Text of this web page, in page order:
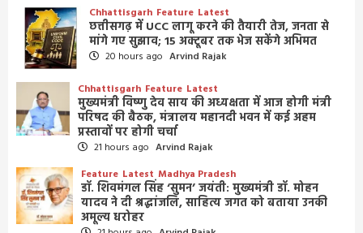
Chhattisgarh Feature Latest
छत्तीसगढ़ में UCC लागू करने की तैयारी तेज, जनता से
मांगे गए सुझाव; 15 अक्टूबर तक भेज सकेंगे अभिमत
20 hours ago Arvind Rajak
Chhattisgarh Feature Latest
मुख्यमंत्री विष्णु देव साय की अध्यक्षता में आज होगी मंत्री
परिषद की बैठक, मंत्रालय महानदी भवन में कई अहम
प्रस्तावों पर होगी चर्चा
21 hours ago Arvind Rajak
Feature Latest Madhya Pradesh
डॉ. शिवमंगल सिंह ‘सुमन’ जयंती: मुख्यमंत्री डॉ. मोहन
यादव ने दी श्रद्धांजलि, साहित्य जगत को बताया उनकी
अमूल्य धरोहर